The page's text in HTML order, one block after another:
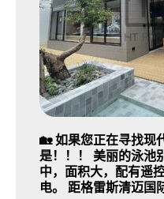
🏡 如果您正在寻找现
是！！！ 美丽的泳池
中，面积大，配有遥
电。 距格雷斯清迈国